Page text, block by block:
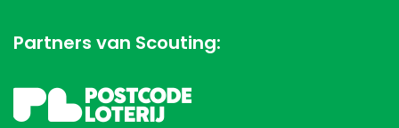
Partners van Scouting: